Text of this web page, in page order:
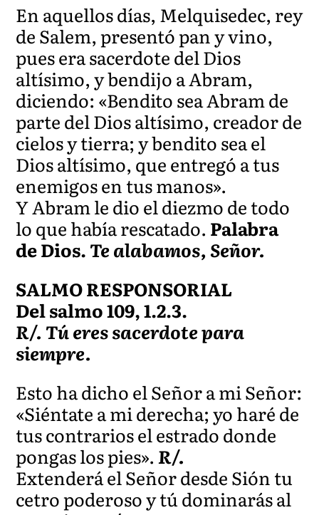
En aquellos días, Melquisedec, rey
de Salem, presentó pan y vino,
pues era sacerdote del Dios
altísimo, y bendijo a Abram,
diciendo: «Bendito sea Abram de
parte del Dios altísimo, creador de
cielos y tierra; y bendito sea el
Dios altísimo, que entregó a tus
enemigos en tus manos».
Y Abram le dio el diezmo de todo
lo que había rescatado. Palabra
de Dios.Te alabamos, Señor.
SALMO RESPONSORIAL
Del salmo 109, 1.2.3.
R/. Tú eres sacerdote para
siempre.
Esto ha dicho el Señor a mi Señor:
«Siéntate a mi derecha; yo haré de
tus contrarios el estrado donde
pongas los pies».R/.
Extenderá el Señor desde Sión tu
cetro poderoso y tú dominarás al